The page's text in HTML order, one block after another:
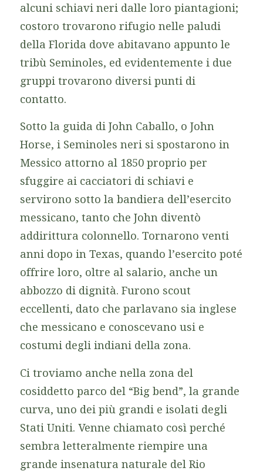
alcuni schiavi neri dalle loro piantagioni;
costoro trovarono rifugio nelle paludi
della Florida dove abitavano appunto le
tribù Seminoles, ed evidentemente i due
gruppi trovarono diversi punti di
contatto.
Sotto la guida di John Caballo, o John
Horse, i Seminoles neri si spostarono in
Messico attorno al 1850 proprio per
sfuggire ai cacciatori di schiavi e
servirono sotto la bandiera dell’esercito
messicano, tanto che John diventò
addirittura colonnello. Tornarono venti
anni dopo in Texas, quando l’esercito poté
offrire loro, oltre al salario, anche un
abbozzo di dignità. Furono scout
eccellenti, dato che parlavano sia inglese
che messicano e conoscevano usi e
costumi degli indiani della zona.
Ci troviamo anche nella zona del
cosiddetto parco del “Big bend”, la grande
curva, uno dei più grandi e isolati degli
Stati Uniti. Venne chiamato così perché
sembra letteralmente riempire una
grande insenatura naturale del Rio